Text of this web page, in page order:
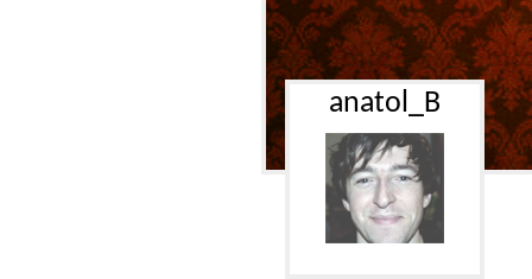
anatol_B